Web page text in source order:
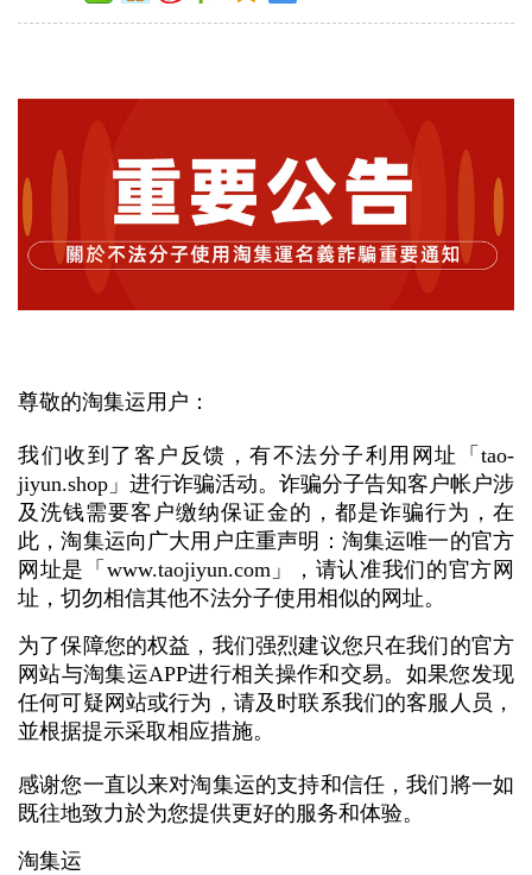
尊敬的淘集运用户：
我们收到了客户反馈，有不法分子利用网址「tao-
jiyun.shop」进行诈骗活动。诈骗分子告知客户帐户涉
及洗钱需要客户缴纳保证金的，都是诈骗行为，在
此，淘集运向广大用户庄重声明：淘集运唯一的官方
网址是「 www.taojiyun.com」，请认准我们的官方网
址，切勿相信其他不法分子使用相似的网址。
为了保障您的权益，我们强烈建议您只在我们的官方
网站与淘集运APP进行相关操作和交易。如果您发现
任何可疑网站或行为，请及时联系我们的客服人员，
並根据提示采取相应措施。
感谢您一直以来对淘集运的支持和信任，我们將一如
既往地致力於为您提供更好的服务和体验。
淘集运